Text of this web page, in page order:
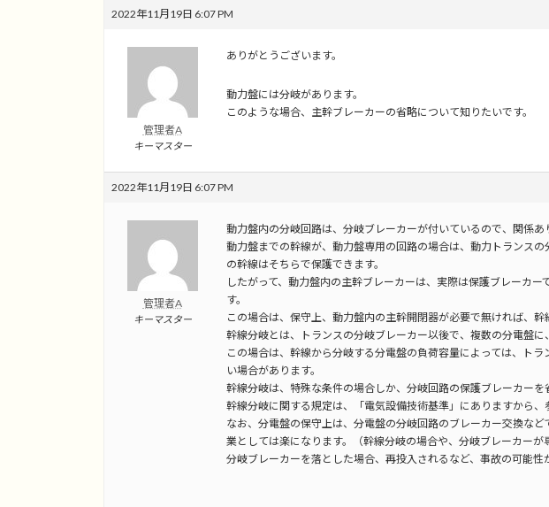
2022年11月19日 6:07 PM
管理者A
キーマスター
ありがとうございます。
動力盤には分岐があります。
このような場合、主幹ブレーカーの省略について知りたいです。
2022年11月19日 6:07 PM
管理者A
キーマスター
動力盤内の分岐回路は、分岐ブレーカーが付いているので、関係あ
動力盤までの幹線が、動力盤専用の回路の場合は、動力トランス
の幹線はそちらで保護できます。
したがって、動力盤内の主幹ブレーカーは、実際は保護ブレーカ
す。
この場合は、保守上、動力盤内の主幹開閉器が必要で無ければ、幹
幹線分岐とは、トランスの分岐ブレーカー以後で、複数の分電盤に
この場合は、幹線から分岐する分電盤の負荷容量によっては、ト
い場合があります。
幹線分岐は、特殊な条件の場合しか、分岐回路の保護ブレーカーを
幹線分岐に関する規定は、「電気設備技術基準」にありますから、
なお、分電盤の保守上は、分電盤の分岐回路のブレーカー交換な
業としては楽になります。（幹線分岐の場合や、分岐ブレーカーが
分岐ブレーカーを落とした場合、再投入されるなど、事故の可能性